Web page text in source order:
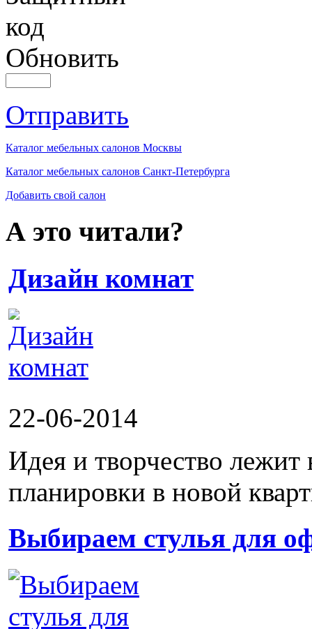
Обновить
Отправить
Каталог мебельных салонов Москвы
Каталог мебельных салонов Санкт-Петербурга
Добавить свой салон
А это читали?
Дизайн комнат
22-06-2014
Идея и творчество лежит
планировки в новой
Выбираем стулья для